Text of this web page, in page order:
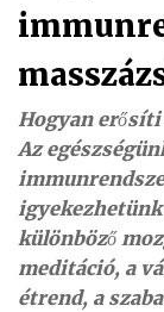
Hogyan
Az
különböző
meditáció, a
étrend, a